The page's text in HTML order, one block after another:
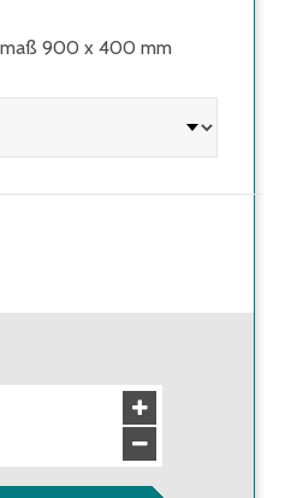
900 x 400 mm